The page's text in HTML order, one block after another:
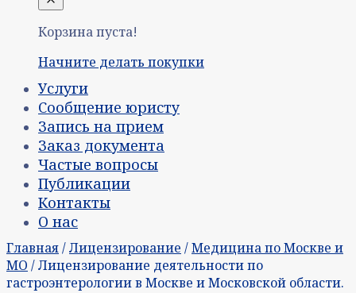
Корзина пуста!
Начните делать покупки
Услуги
Сообщение юристу
Запись на прием
Заказ документа
Частые вопросы
Публикации
Контакты
О нас
Главная/Лицензирование /Медицина по Москве и
МО / Лицензирование деятельности по
гастроэнтерологии в Москве и Московской области.